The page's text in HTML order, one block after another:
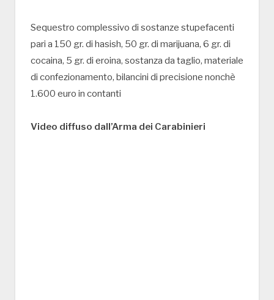
Sequestro complessivo di sostanze stupefacenti
pari a 150 gr. di hasish, 50 gr. di marijuana, 6 gr. di
cocaina, 5 gr. di eroina, sostanza da taglio, materiale
di confezionamento, bilancini di precisione nonchè
1.600 euro in contanti
Video diffuso dall’Arma dei Carabinieri